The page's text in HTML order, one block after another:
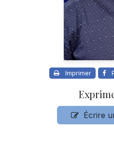
Imprimer
Écrire